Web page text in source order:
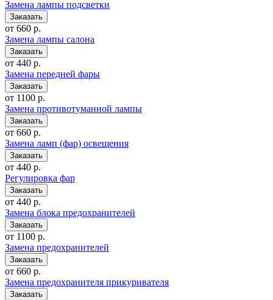
Замена лампы подсветки
от 660 р.
Замена лампы салона
от 440 р.
Замена передней фары
от 1100 р.
Замена противотуманной лампы
от 660 р.
Замена ламп (фар) освещения
от 440 р.
Регулировка фар
от 440 р.
Замена блока предохранителей
от 1100 р.
Замена предохранителей
от 660 р.
Замена предохранителя прикуривателя